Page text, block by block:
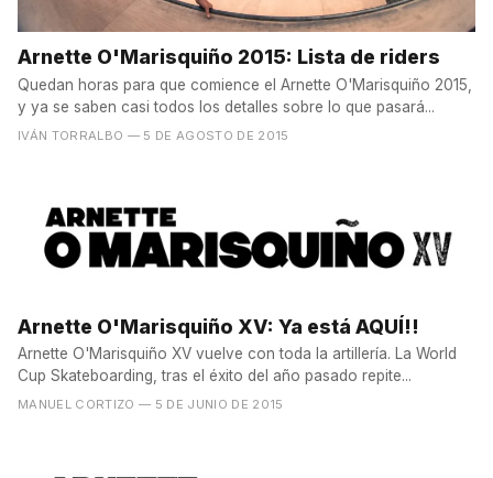
Arnette O'Marisquiño 2015: Lista de riders
Quedan horas para que comience el Arnette O'Marisquiño 2015,
y ya se saben casi todos los detalles sobre lo que pasará...
IVÁN TORRALBO — 5 DE AGOSTO DE 2015
Arnette O'Marisquiño XV: Ya está AQUÍ!!
Arnette O'Marisquiño XV vuelve con toda la artillería. La World
Cup Skateboarding, tras el éxito del año pasado repite...
MANUEL CORTIZO — 5 DE JUNIO DE 2015